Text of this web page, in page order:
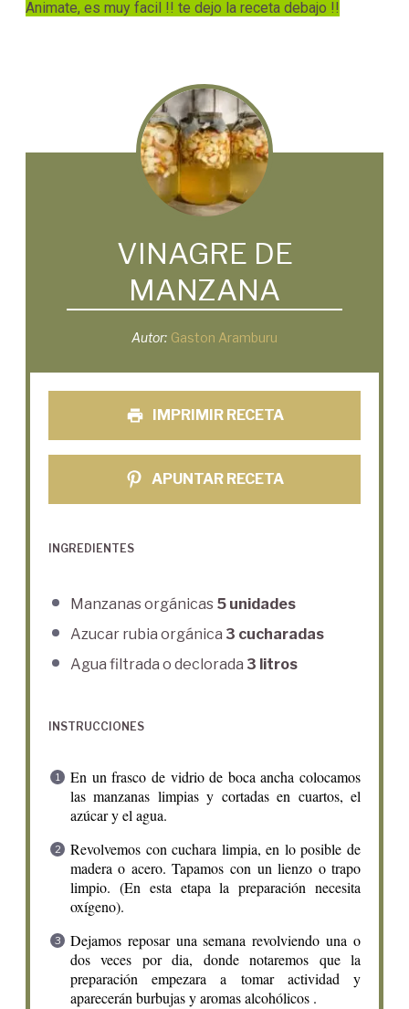
Animate, es muy facil !! te dejo la receta debajo !!
VINAGRE DE
MANZANA
Autor: Gaston Aramburu
IMPRIMIR RECETA
APUNTAR RECETA
INGREDIENTES
Manzanas orgánicas 5 unidades
Azucar rubia orgánica 3 cucharadas
Agua filtrada o declorada 3 litros
INSTRUCCIONES
En un frasco de vidrio de boca ancha colocamos
las manzanas limpias y cortadas en cuartos, el
azúcar y el agua.
Revolvemos con cuchara limpia, en lo posible de
madera o acero. Tapamos con un lienzo o trapo
limpio. (En esta etapa la preparación necesita
oxígeno).
Dejamos reposar una semana revolviendo una o
dos veces por dia, donde notaremos que la
preparación empezara a tomar actividad y
aparecerán burbujas y aromas alcohólicos .